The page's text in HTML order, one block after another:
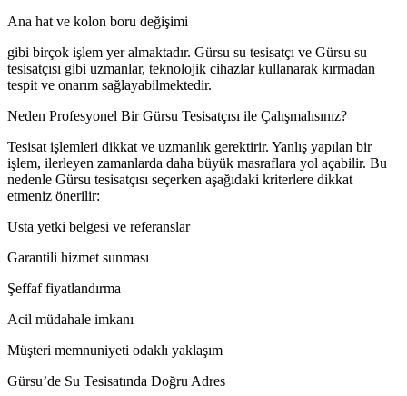
Ana hat ve kolon boru değişimi
gibi birçok işlem yer almaktadır. Gürsu su tesisatçı ve Gürsu su
tesisatçısı gibi uzmanlar, teknolojik cihazlar kullanarak kırmadan
tespit ve onarım sağlayabilmektedir.
Neden Profesyonel Bir Gürsu Tesisatçısı ile Çalışmalısınız?
Tesisat işlemleri dikkat ve uzmanlık gerektirir. Yanlış yapılan bir
işlem, ilerleyen zamanlarda daha büyük masraflara yol açabilir. Bu
nedenle Gürsu tesisatçısı seçerken aşağıdaki kriterlere dikkat
etmeniz önerilir:
Usta yetki belgesi ve referanslar
Garantili hizmet sunması
Şeffaf fiyatlandırma
Acil müdahale imkanı
Müşteri memnuniyeti odaklı yaklaşım
Gürsu’de Su Tesisatında Doğru Adres